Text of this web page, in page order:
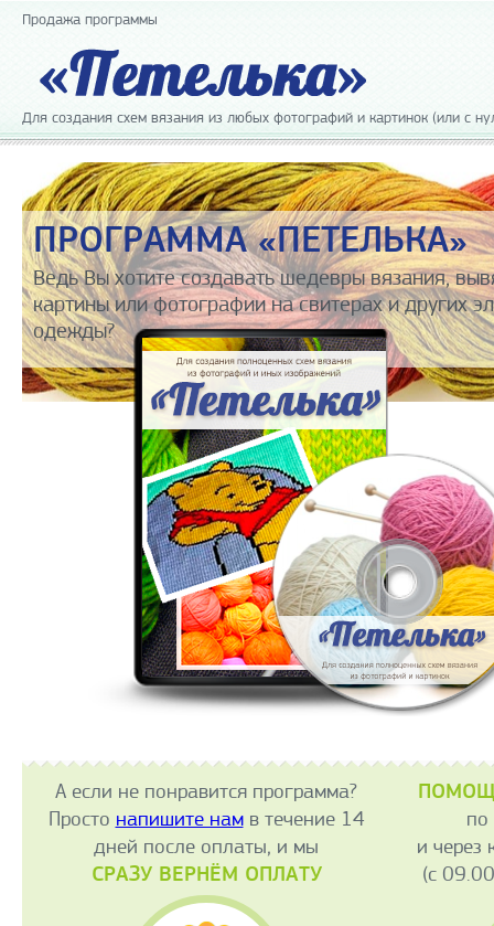
Продажа программы
Для создания схем вязания из любых фотографий и картинок (или с
ПРОГРАММА «ПЕТЕЛЬКА»
Ведь Вы хотите создавать шедевры вязания,
картины или фотографии на свитерах и других
одежды?
А если не понравится программа?
Просто напишите намв течение 14
дней после оплаты, и мы
СРАЗУ ВЕРНЁМ ОПЛАТУ
по
и через
(с